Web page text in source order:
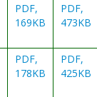
PDF,
169KB
PDF,
473KB
PDF,
178KB
PDF,
425KB